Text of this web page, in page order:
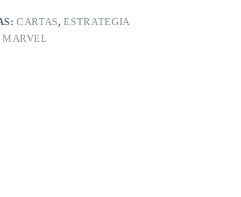
CARTAS,ESTRATEGIA
MARVEL